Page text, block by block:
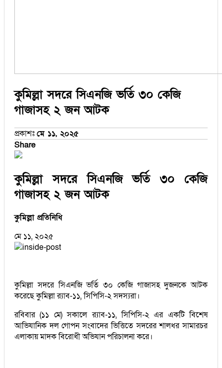
কুমিল্লা সদরে সিএনজি ভর্তি ৩০ কেজি
গাজাসহ ২ জন আটক
প্রকাশঃমে ১১, ২০২৫
Share
কুমিল্লা সদরে সিএনজি ভর্তি ৩০ কেজি
গাজাসহ ২ জন আটক
কুমিল্লা প্রতিনিধি
মে ১১, ২০২৫
কুমিল্লা সদরে সিএনজি ভর্তি ৩০ কেজি গাজাসহ দুজনকে আটক
করেছে কুমিল্লা র‌্যাব-১১, সিপিসি-২ সদস্যরা।
রবিবার (১১ মে) সকালে র‌্যাব-১১, সিপিসি-২ এর একটি বিশেষ
আভিযানিক দল গোপন সংবাদের ভিত্তিতে সদরের শালধর সামারচর
এলাকায় মাদক বিরোধী অভিযান পরিচালনা করে।